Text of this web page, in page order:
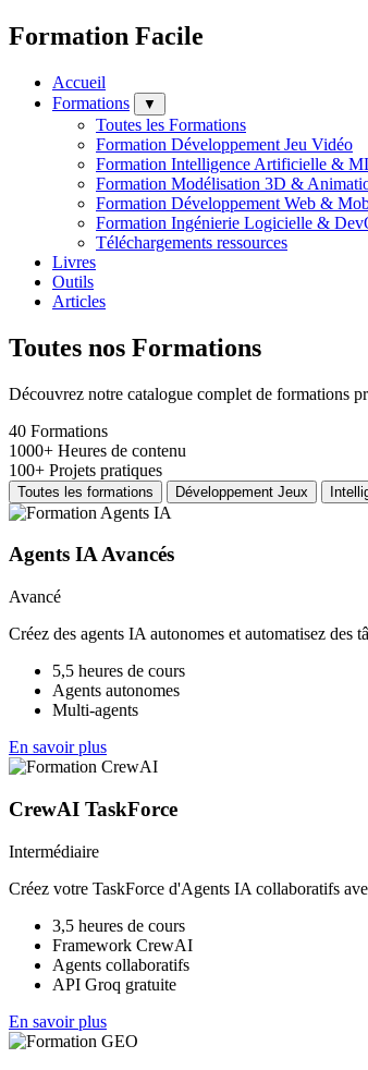
Formation Facile
Accueil
Formations
▼
Toutes les Formations
Formation Développement Jeu Vidéo
Formation Intelligence Artificielle &
Formation Modélisation 3D &
Formation Développement Web &
Formation Ingénierie Logicielle &
Téléchargements ressources
Livres
Outils
Articles
Toutes nos Formations
Découvrez notre catalogue complet de formations
40 Formations
1000+ Heures de contenu
100+ Projets pratiques
Toutes les formations Développement Jeux
Agents IA Avancés
Avancé
Créez des agents IA autonomes et automatisez des
5,5 heures de cours
Agents autonomes
Multi-agents
En savoir plus
CrewAI TaskForce
Intermédiaire
Créez votre TaskForce d'Agents IA collaboratifs
3,5 heures de cours
Framework CrewAI
Agents collaboratifs
API Groq gratuite
En savoir plus